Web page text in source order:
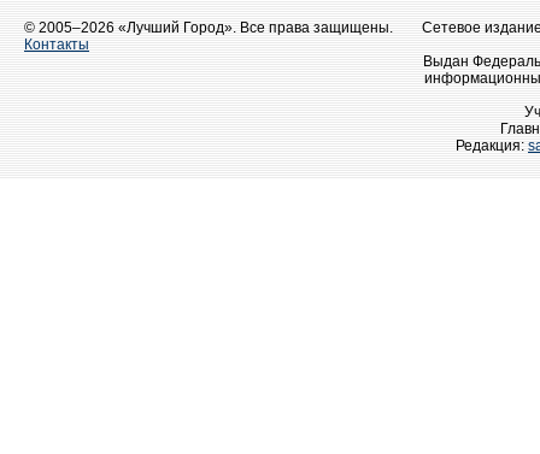
© 2005–2026 «Лучший Город». Все права защищены.
Контакты
Сетевое
Выдан
Редакция: